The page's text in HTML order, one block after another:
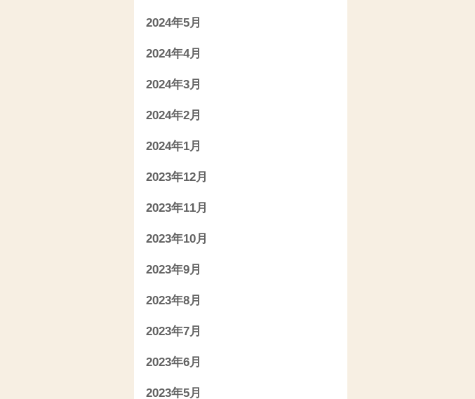
2024年5月
2024年4月
2024年3月
2024年2月
2024年1月
2023年12月
2023年11月
2023年10月
2023年9月
2023年8月
2023年7月
2023年6月
2023年5月